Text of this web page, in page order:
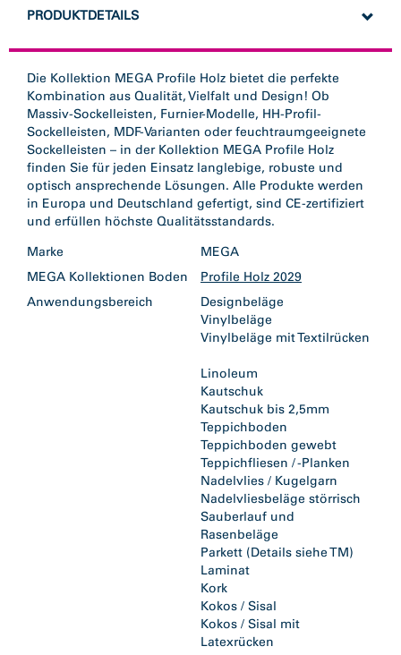
PRODUKTDETAILS
Die Kollektion MEGA Profile Holz bietet die perfekte
Kombination aus Qualität, Vielfalt und Design! Ob
Massiv-Sockelleisten, Furnier-Modelle, HH-Profil-
Sockelleisten, MDF-Varianten oder feuchtraumgeeignete
Sockelleisten – in der Kollektion MEGA Profile Holz
finden Sie für jeden Einsatz langlebige, robuste und
optisch ansprechende Lösungen. Alle Produkte werden
in Europa und Deutschland gefertigt, sind CE-zertifiziert
und erfüllen höchste Qualitätsstandards.
Marke
MEGA
MEGA Kollektionen Boden
Profile Holz 2029
Anwendungsbereich
Designbeläge
Vinylbeläge
Vinylbeläge mit Textilrücken
Linoleum
Kautschuk
Kautschuk bis 2,5mm
Teppichboden
Teppichboden gewebt
Teppichfliesen / -Planken
Nadelvlies / Kugelgarn
Nadelvliesbeläge störrisch
Sauberlauf und
Rasenbeläge
Parkett (Details siehe TM)
Laminat
Kork
Kokos / Sisal
Kokos / Sisal mit
Latexrücken